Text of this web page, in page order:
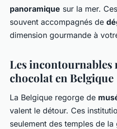
panoramique sur la mer. Ces
souvent accompagnés de
dimension gourmande à
Les incontournables
chocolat en Belgique
La Belgique regorge de
valent le détour. Ces
seulement des temples de